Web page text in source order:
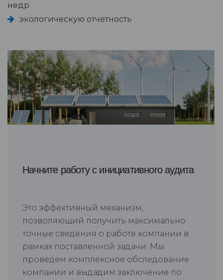
недр
экологическую отчетность
Начните работу с инициативного аудита
Это эффективный механизм,
позволяющий получить максимально
точные сведения о работе компании в
рамках поставленной задачи. Мы
проведем комплексное обследование
компании и выдадим заключение по